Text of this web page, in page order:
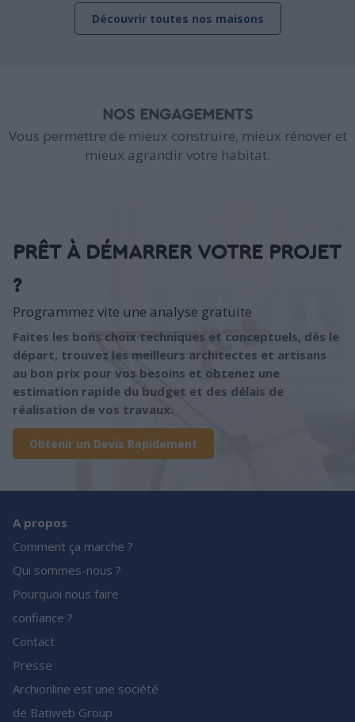
Découvrir toutes nos maisons
NOS ENGAGEMENTS
Vous permettre de mieux construire, mieux rénover et
mieux agrandir votre habitat.
PRÊT À DÉMARRER VOTRE PROJET
?
Programmez vite une analyse gratuite
Faites les bons choix techniques et conceptuels, dès le
départ, trouvez les meilleurs architectes et artisans
au bon prix pour vos besoins et obtenez une
estimation rapide du budget et des délais de
réalisation de vos travaux.
Obtenir un Devis Rapidement
A propos
Comment ça marche ?
Qui sommes-nous ?
Pourquoi nous faire
confiance ?
Contact
Presse
Archionline est une société
de Batiweb Group